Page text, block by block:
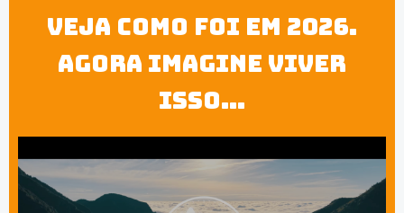
Veja como foi em 2026.
Agora imagine viver
isso...